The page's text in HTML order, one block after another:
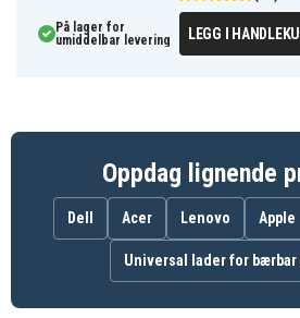
Gir sikker og enkel
spenningsforsterkerkrav
ladefunksjoner
Vær oppmerksom på at kun
integrert tilkoblingskabel er
strømkabelen). Ved kjøp av
en 3-leder nettkabel med
På lager for
umiddelbar levering
LEGG I
Oppdag lignende
Dell Acer Lenovo Apple
Universal lader for bærbar